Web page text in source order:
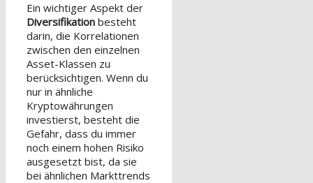
Ein wichtiger Aspekt der
Diversifikation besteht
darin, die Korrelationen
zwischen den einzelnen
Asset-Klassen zu
berücksichtigen. Wenn du
nur in ähnliche
Kryptowährungen
investierst, besteht die
Gefahr, dass du immer
noch einem hohen Risiko
ausgesetzt bist, da sie
bei ähnlichen Markttrends